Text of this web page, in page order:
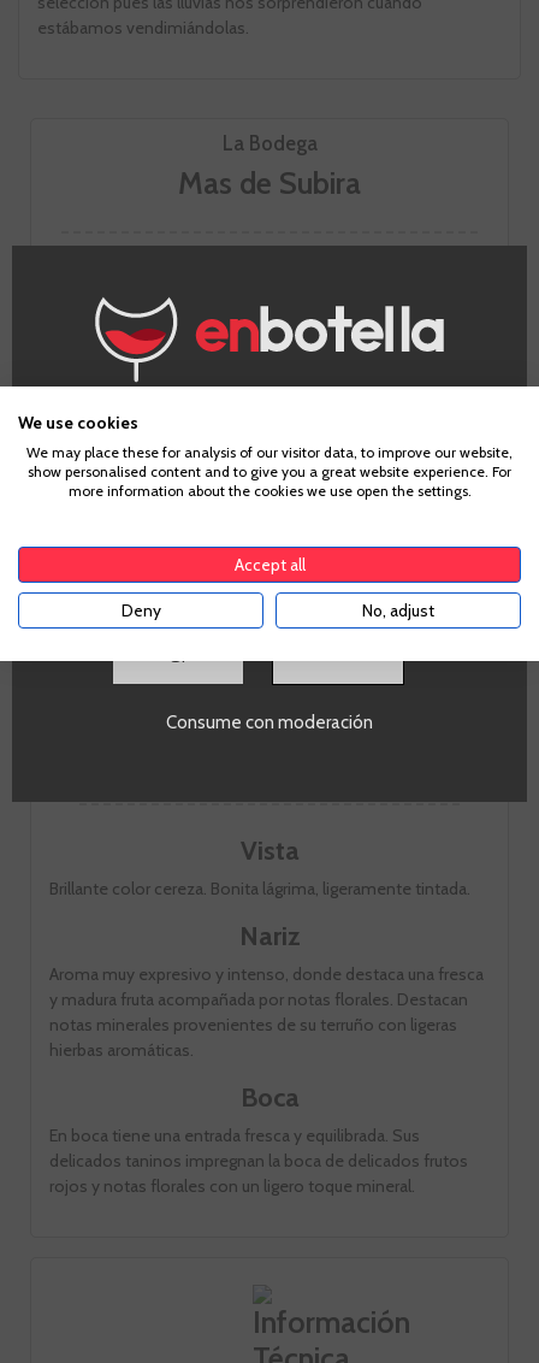
La Bodega
Mas de Subira
IR A LA BODEGA
Vista
Brillante color cereza. Bonita lágrima, ligeramente tintada.
Nariz
Aroma muy expresivo y intenso, donde destaca una fresca
y madura fruta acompañada por notas florales. Destacan
notas minerales provenientes de su terruño con ligeras
hierbas aromáticas.
Boca
En boca tiene una entrada fresca y equilibrada. Sus
delicados taninos impregnan la boca de delicados frutos
rojos y notas florales con un ligero toque mineral.
estábamos vendimiándolas.
¿Eres mayor de edad?
Para acceder a enbotella, debes tener la edad legal de
tu país de residencia, lo cual es suficiente para
aplicable. Confirma si tienes más de18años
Consume con moderación
We use cookies
We may place these for analysis of our visitor data, to improve our website,
show personalised content and to give you a great website experience. For
more information about the cookies we use open the settings.
Accept all
Deny No, adjust